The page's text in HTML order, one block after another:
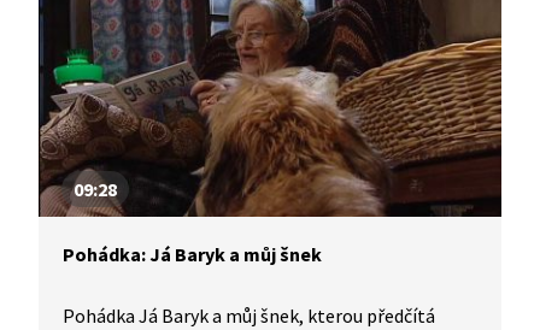
09:28
Pohádka: Já Baryk a můj šnek
Pohádka Já Baryk a můj šnek, kterou předčítá